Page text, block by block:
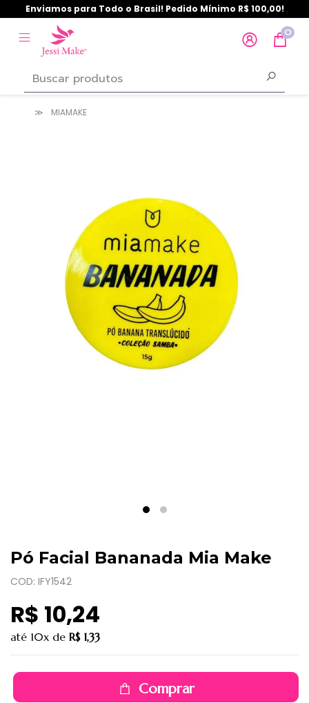
Enviamos para Todo o Brasil! Pedido Mínimo R$ 100,00!
0
MIAMAKE
Pó Facial Bananada Mia Make
COD: IFY1542
R$ 10,24
até 10x de R$ 1,33
Comprar